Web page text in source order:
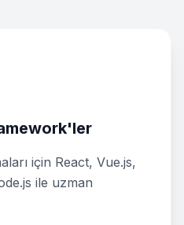
için React, Vue.js,
ile uzman